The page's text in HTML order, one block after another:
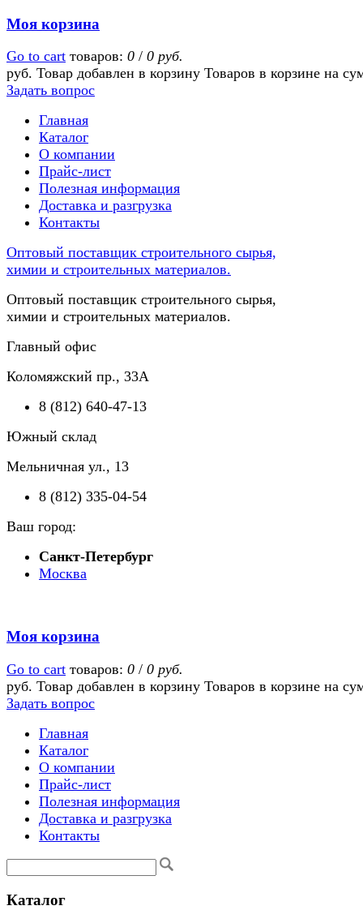
Моя корзина
Go to cart товаров: 0 / 0 руб.
руб. Товар добавлен в корзину Товаров в корзине на
Задать вопрос
Главная
Каталог
О компании
Прайс-лист
Полезная информация
Доставка и разгрузка
Контакты
Оптовый поставщик строительного сырья,
химии и строительных материалов.
Оптовый поставщик строительного сырья,
химии и строительных материалов.
Главный офис
Коломяжский пр., 33А
8 (812) 640-47-13
Южный склад
Мельничная ул., 13
8 (812) 335-04-54
Ваш город:
Санкт-Петербург
Москва
Моя корзина
Go to cart товаров: 0 / 0 руб.
руб. Товар добавлен в корзину Товаров в корзине на
Задать вопрос
Главная
Каталог
О компании
Прайс-лист
Полезная информация
Доставка и разгрузка
Контакты
Каталог